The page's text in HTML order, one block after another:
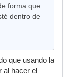
forma que
dentro de
que usando la
al hacer el